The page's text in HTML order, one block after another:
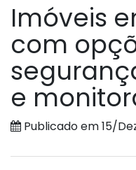
Imóveis
com
e
Publicado em 15/